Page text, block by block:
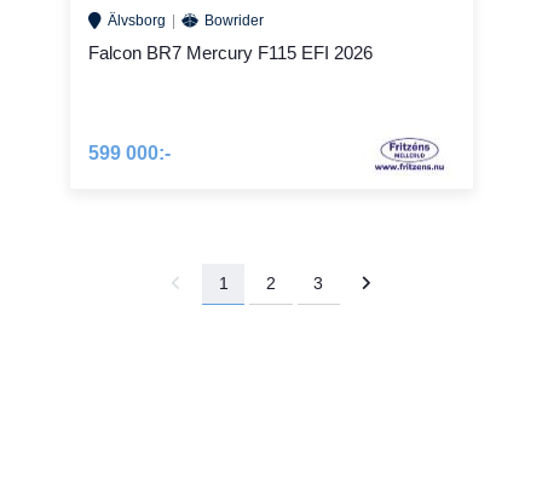
Älvsborg Bowrider
Falcon BR7 Mercury F115 EFI 2026
599 000:-
1 2 3